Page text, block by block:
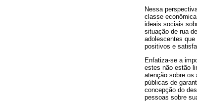
Nessa
classe
ideais sociais
situação de rua
adolescentes
positivos e
Enfatiza-se a
estes não estão
atenção sobre os
públicas de
concepção do
pessoas sobre